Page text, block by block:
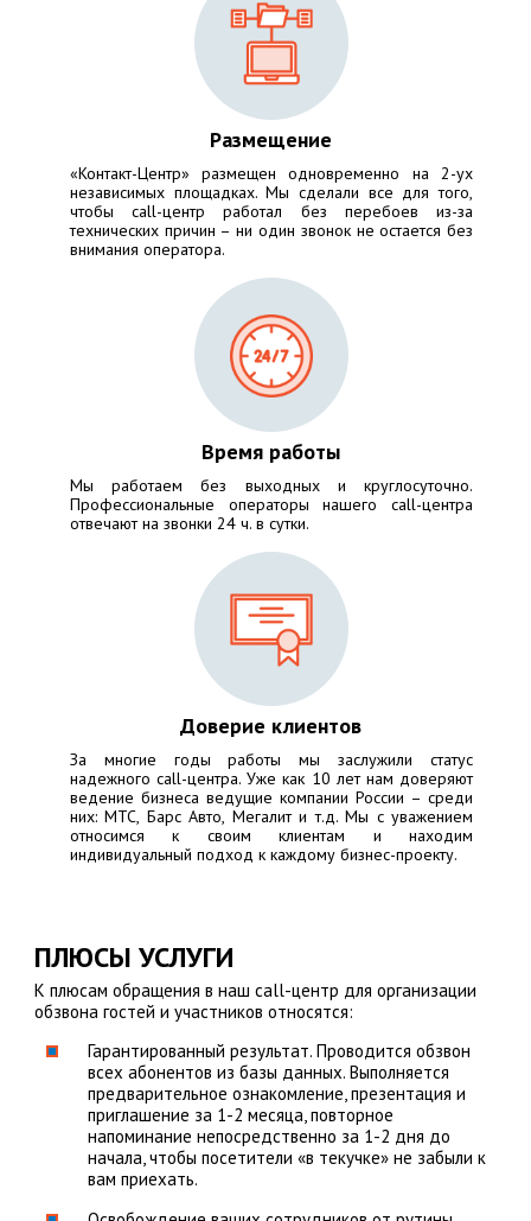
Размещение
«Контакт-Центр» размещен одновременно на 2-ух
независимых площадках. Мы сделали все для того,
чтобы call-центр работал без перебоев из-за
технических причин – ни один звонок не остается без
внимания оператора.
Время работы
Мы работаем без выходных и круглосуточно.
Профессиональные операторы нашего call-центра
отвечают на звонки 24 ч. в сутки.
Доверие клиентов
За многие годы работы мы заслужили статус
надежного call-центра. Уже как 10 лет нам доверяют
ведение бизнеса ведущие компании России – среди
них:МТС, Барс Авто, Мегалити т.д. Мы с уважением
относимся к своим клиентам и находим
индивидуальный подход к каждому бизнес-проекту.
ПЛЮСЫ УСЛУГИ
К плюсам обращения в наш call-центр для организации
обзвона гостей и участников относятся:
Гарантированный результат. Проводится обзвон
всех абонентов из базы данных. Выполняется
предварительное ознакомление, презентация и
приглашение за 1-2 месяца, повторное
напоминание непосредственно за 1-2 дня до
начала, чтобы посетители «в текучке» не забыли к
вам приехать.